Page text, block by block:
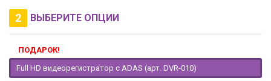
2 ВЫБЕРИТЕ ОПЦИИ
ПОДАРОК!
Full HD видеорегистратор с ADAS (арт. DVR-010)